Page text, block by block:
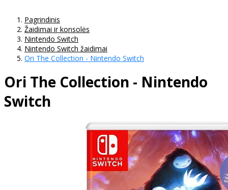
Pagrindinis
Žaidimai ir konsolės
Nintendo Switch
Nintendo Switch žaidimai
Ori The Collection - Nintendo Switch
Ori The Collection - Nintendo
Switch